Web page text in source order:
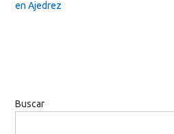
en Ajedrez
Buscar